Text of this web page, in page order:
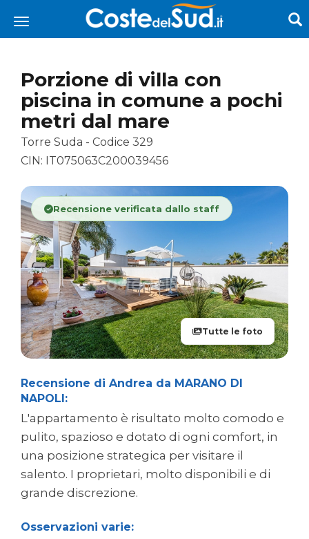
Porzione di villa con
piscina in comune a pochi
metri dal mare
Torre Suda - Codice 329
CIN: IT075063C200039456
Recensione verificata dallo staff
Tutte le foto
Recensione di Andrea da MARANO DI
NAPOLI:
L'appartamento è risultato molto comodo e
pulito, spazioso e dotato di ogni comfort, in
una posizione strategica per visitare il
salento. I proprietari, molto disponibili e di
grande discrezione.
Osservazioni varie: